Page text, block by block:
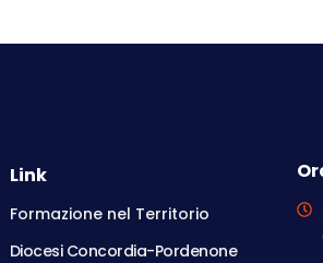
Link
Formazione nel Territorio
Diocesi Concordia-Pordenone